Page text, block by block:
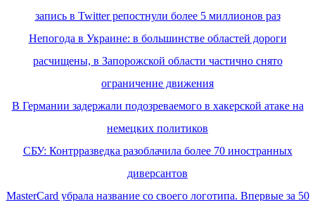
запись в Twitter репостнули более 5 миллионов раз
Непогода в Украине: в большинстве областей дороги
расчищены, в Запорожской области частично снято
ограничение движения
В Германии задержали подозреваемого в хакерской атаке на
немецких политиков
СБУ: Контрразведка разоблачила более 70 иностранных
диверсантов
MasterCard убрала название со своего логотипа. Впервые за 50